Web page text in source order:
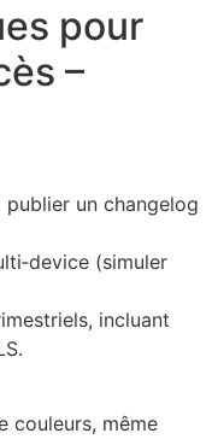
pour
–
publier un changelog
(simuler
incluant
couleurs, même